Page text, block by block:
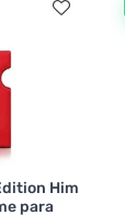
Him
para